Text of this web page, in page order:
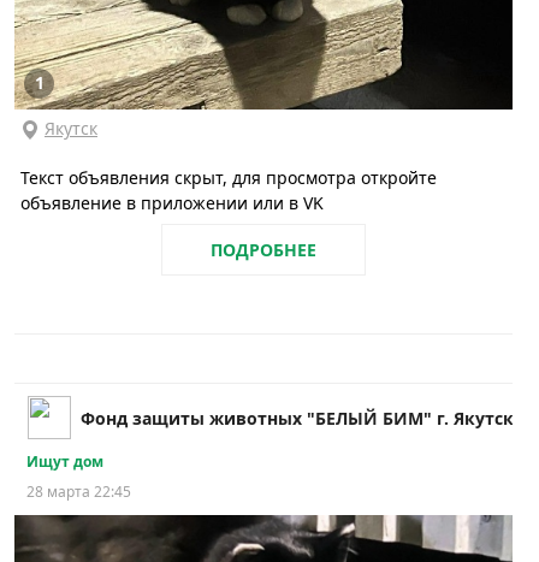
1
Якутск
Текст объявления скрыт, для просмотра откройте
объявление в приложении или в VK
ПОДРОБНЕЕ
Фонд защиты животных "БЕЛЫЙ БИМ" г. Якутск
Ищут дом
28 марта 22:45